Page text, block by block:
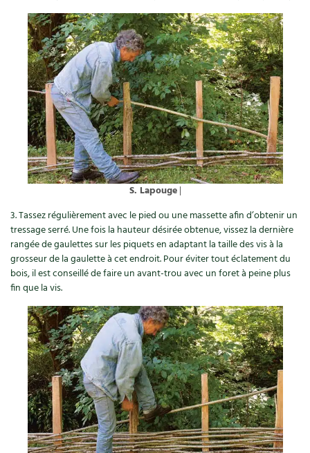
Enfants
Actions pour la planète
Les 4 saisons
Archives
Carnets de saison
Dossier4 saisons
Actualités
Vidéos et podcasts
Conseils vidéo des4 saisons
Secrets d’abonné
Tous au jardin ! avec Pascal
La vie secrète du jardin
S. Lapouge|
3. Tassez régulièrement avec le pied ou une massette afin d’obtenir un
tressage serré. Une fois la hauteur désirée obtenue, vissez la dernière
rangée de gaulettes sur les piquets en adaptant la taille des vis à la
grosseur de la gaulette à cet endroit. Pour éviter tout éclatement du
bois, il est conseillé de faire un avant-trou avec un foret à peine plus
fin que la vis.